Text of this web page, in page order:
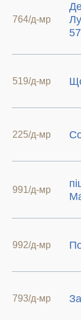
764/д-мр
57
519/д-мр
225/д-мр
991/д-мр
992/д-мр
793/д-мр